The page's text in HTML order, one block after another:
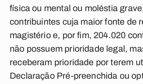
física ou mental ou moléstia
contribuintes cuja maior fonte de
magistério e, por fim, 204.020
não possuem prioridade legal,
receberam prioridade por terem
Declaração Pré-preenchida ou